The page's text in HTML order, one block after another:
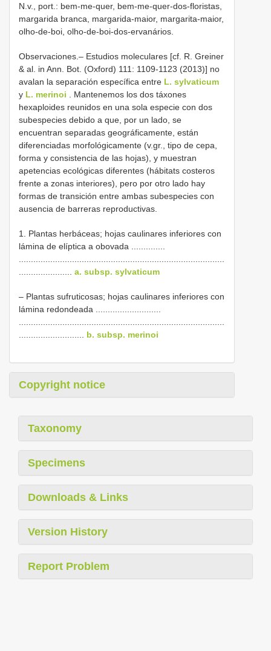
N.v., port.: bem-me-quer, bem-me-quer-dos-floristas,
margarida branca, margarida-maior, margarita-maior,
olho-de-boi, olho-de-boi-dos-ervanários.
Observaciones.– Estudios moleculares [cf. R. Greiner
& al. in Ann. Bot. (Oxford) 111: 1109-1123 (2013)] no
avalan la separación específica entre L. sylvaticum
y L. merinoi . Mantenemos los dos táxones
hexaploides reunidos en una sola especie con dos
subespecies debido a que, por un lado, se
encuentran separadas geográficamente, están
diferenciadas morfológicamente (v.gr., tipo de cepa,
forma y consistencia de las hojas), y muestran
apetencias ecológicas diferentes (hábitats costeros
frente a zonas interiores), pero por otro lado hay
formas de transición entre ambas subespecies con
ausencia de barreras reproductivas.
1. Plantas herbáceas; hojas caulinares inferiores con
lámina de elíptica a obovada ..............
a. subsp. sylvaticum
– Plantas sufruticosas; hojas caulinares inferiores con
lámina redondeada ...........................
b. subsp. merinoi
Copyright notice
Taxonomy
Specimens
Downloads & Links
Version History
Report Problem